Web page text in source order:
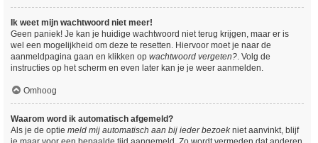
Ik weet mijn wachtwoord niet meer!
Geen paniek! Je kan je huidige wachtwoord niet terug krijgen, maar er is
wel een mogelijkheid om deze te resetten. Hiervoor moet je naar de
aanmeldpagina gaan en klikken op wachtwoord vergeten?. Volg de
instructies op het scherm en even later kan je je weer aanmelden.
Omhoog
Waarom word ik automatisch afgemeld?
Als je de optie meld mij automatisch aan bij ieder bezoekniet aanvinkt, blijf